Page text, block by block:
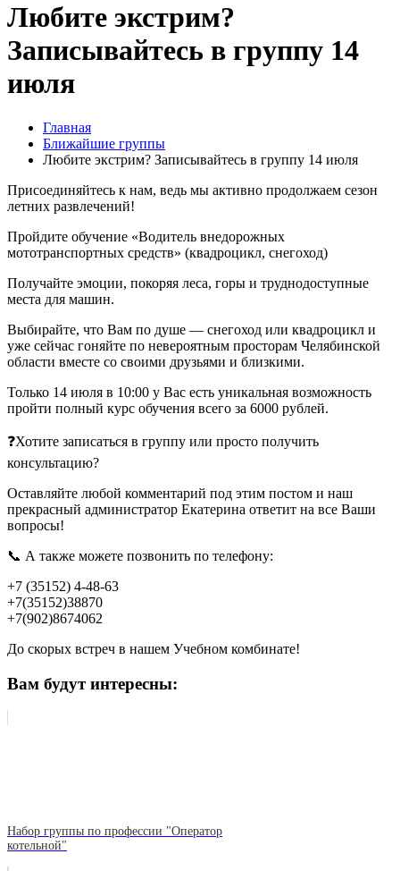
Любите экстрим?
Записывайтесь в группу 14
июля
Главная
Ближайшие группы
Любите экстрим? Записывайтесь в группу 14 июля
Присоединяйтесь к нам, ведь мы активно продолжаем сезон
летних развлечений!
Пройдите обучение «Водитель внедорожных
мототранспортных средств» (квадроцикл, снегоход)
Получайте эмоции, покоряя леса, горы и труднодоступные
места для машин.
Выбирайте, что Вам по душе — снегоход или квадроцикл и
уже сейчас гоняйте по невероятным просторам Челябинской
области вместе со своими друзьями и близкими.
Только 14 июля в 10:00 у Вас есть уникальная возможность
пройти полный курс обучения всего за 6000 рублей.
❓Хотите записаться в группу или просто получить
консультацию?
Оставляйте любой комментарий под этим постом и наш
прекрасный администратор Екатерина ответит на все Ваши
вопросы!
📞 А также можете позвонить по телефону:
+7 (35152) 4-48-63
+7(35152)38870
+7(902)8674062
До скорых встреч в нашем Учебном комбинате!
Вам будут интересны:
Набор группы по профессии "Оператор
котельной"